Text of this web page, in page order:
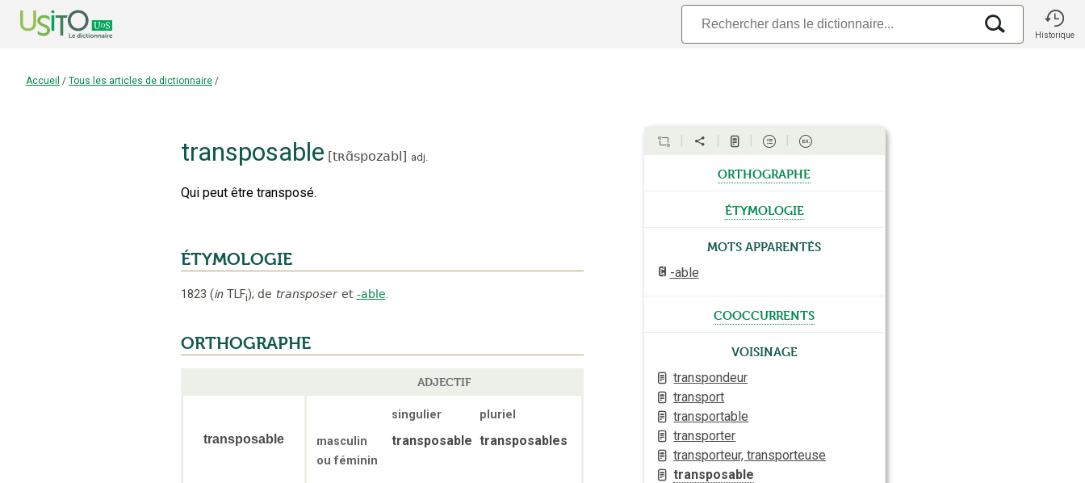
Historique
Accueil / Tous les articles de dictionnaire /
transposable [tʀɑ̃spozabl] adj.
Qui peut être transposé.
ÉTYMOLOGIE
1823 (in TLFi); de transposer et -able.
ORTHOGRAPHE
ADJECTIF
transposable
singulier
pluriel
masculin
ou féminin
transposable transposables
orthographe
étymologie
Mots apparentés
-able
cooccurrents
Voisinage
transpondeur
transport
transportable
transporter
transporteur, transporteuse
transposable